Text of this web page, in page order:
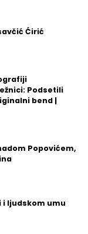
Ćirić
Podsetili
bend |
Popovićem,
i ljudskom umu